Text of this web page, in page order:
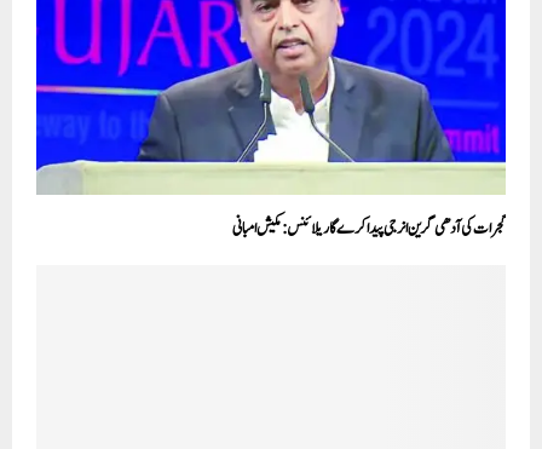
گجرات کی آدھی گرین انرجی پیدا کر ےگا ریلائنس: مکیش امبانی